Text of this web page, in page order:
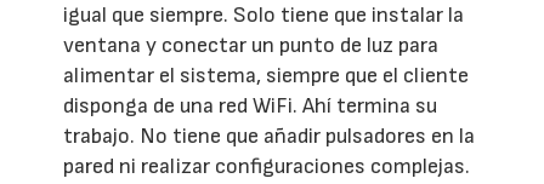
igual que siempre. Solo tiene que instalar la
ventana y conectar un punto de luz para
alimentar el sistema, siempre que el cliente
disponga de una red WiFi. Ahí termina su
trabajo. No tiene que añadir pulsadores en la
pared ni realizar configuraciones complejas.